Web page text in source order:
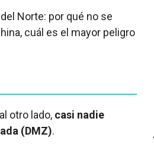
Norte: por qué no se
cuál es el mayor peligro
otro lado, casi nadie
(DMZ).